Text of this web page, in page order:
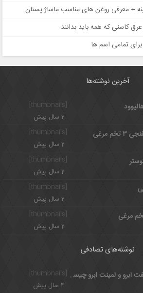
+ معرفی روغن های مناسب ماساژ پستان
تمامی اسم ها
آخرین نوشته‌ها
2 سال پیش
[thumbnails]
مرغی
2 سال پیش
2 سال پیش
[thumbnails]
2 سال پیش
2 سال پیش
نوشته‌های تصادفی
[thumbnails] لیفت و لمینت ابرو: فرق لیفت ابرو و لمینت ابرو چیست؟
4 سال پیش